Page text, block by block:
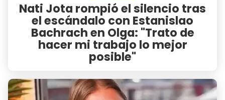
Nati Jota rompió el silencio tras
el escándalo con Estanislao
Bachrach en Olga: "Trato de
hacer mi trabajo lo mejor
posible"